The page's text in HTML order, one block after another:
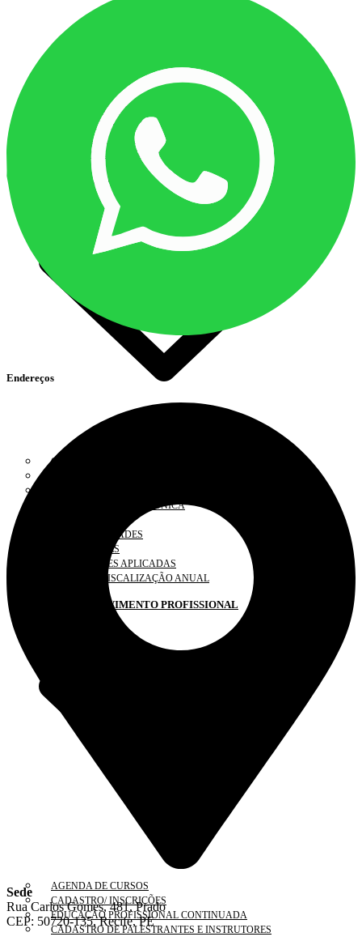
INFORMAÇÕES DE REGISTRO
RECADASTRAMENTO
SOLICITAR CARTEIRA
SOLICITAR NOVO REGISTRO
FISCALIZAÇÃO
COAF
FISCALIZAÇÃO ELETRÔNICA
IRREGULARIDADES
SOLICITAÇÕES
PENALIDADES APLICADAS
PLANO DE FISCALIZAÇÃO ANUAL
DESENVOLVIMENTO PROFISSIONAL
AGENDA DE CURSOS
CADASTRO/ INSCRIÇÕES
EDUCAÇÃO PROFISSIONAL CONTINUADA
CADASTRO DE PALESTRANTES E INSTRUTORES
Endereços
Sede
Rua Carlos Gomes, 481, Prado
CEP: 50720-135, Recife, PE